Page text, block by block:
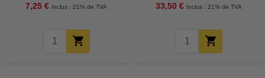
7,25 € Inclus : 21% de TVA 33,50 € Inclus : 21% de TVA